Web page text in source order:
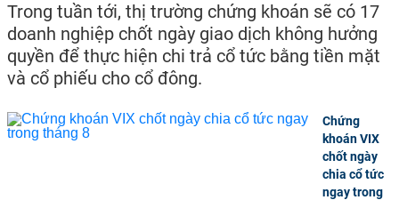
Trong tuần tới, thị trường chứng khoán sẽ có 17
doanh nghiệp chốt ngày giao dịch không hưởng
quyền để thực hiện chi trả cổ tức bằng tiền mặt
và cổ phiếu cho cổ đông.
Chứng
khoán VIX
chốt ngày
chia cổ tức
ngay trong